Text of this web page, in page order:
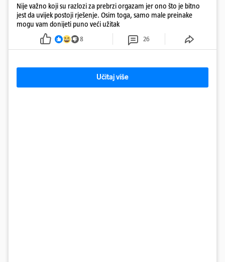
Nije važno koji su razlozi za prebrzi orgazam jer ono što je bitno
jest da uvijek postoji rješenje. Osim toga, samo male preinake
mogu vam donijeti puno veći užitak
8 26
Učitaj više